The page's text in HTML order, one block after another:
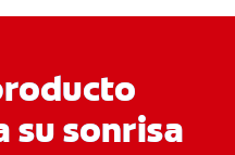
su sonrisa